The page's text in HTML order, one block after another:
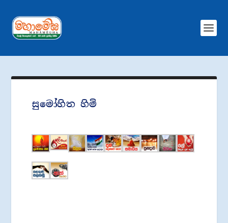
සුමෝහිත හිමි